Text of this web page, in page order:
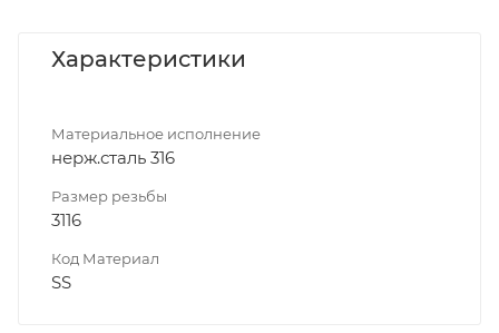
Характеристики
Материальное исполнение
нерж.сталь 316
Размер резьбы
3116
Код Материал
SS